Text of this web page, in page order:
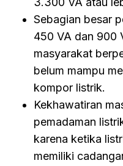
Sebagian besar
450 VA dan 900
masyarakat
belum mampu
kompor listrik.
Kekhawatiran
pemadaman
karena ketika
memiliki